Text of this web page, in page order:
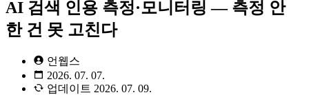
AI 검색 인용 측정·모니터링 — 측정 안
한 건 못 고친다
언웹스
2026. 07. 07.
업데이트 2026. 07. 09.